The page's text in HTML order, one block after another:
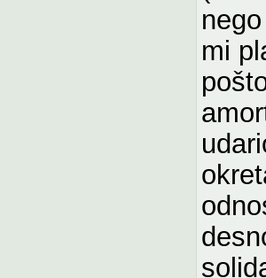
mi